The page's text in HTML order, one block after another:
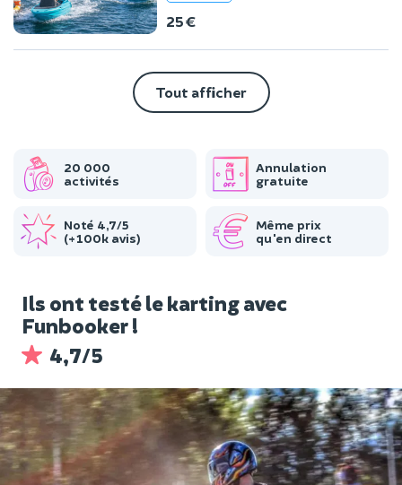
25 €
Tout afficher
20 000
activités
Annulation
gratuite
Noté 4,7/5
(+100k avis)
Même prix
qu'en direct
Ils ont testé le karting avec
Funbooker !
4,7/5